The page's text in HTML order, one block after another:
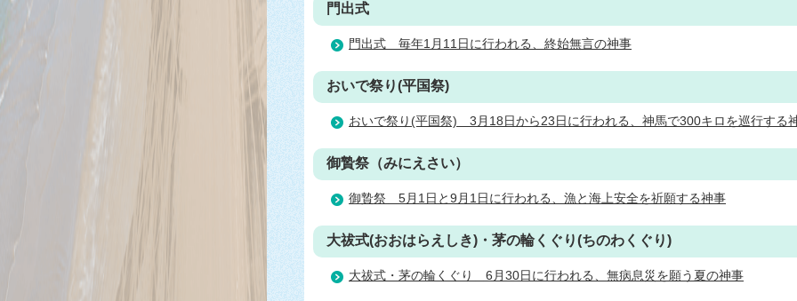
門出式
門出式＿毎年1月11日に行われる、終始無言の神事
おいで祭り(平国祭)
おいで祭り(平国祭)＿3月18日から23日に行われる、神馬で300キロを巡行する
御贄祭（みにえさい）
御贄祭＿5月1日と9月1日に行われる、漁と海上安全を祈願する神事
大祓式(おおはらえしき)・茅の輪くぐり(ちのわくぐり)
大祓式・茅の輪くぐり＿6月30日に行われる、無病息災を願う夏の神事